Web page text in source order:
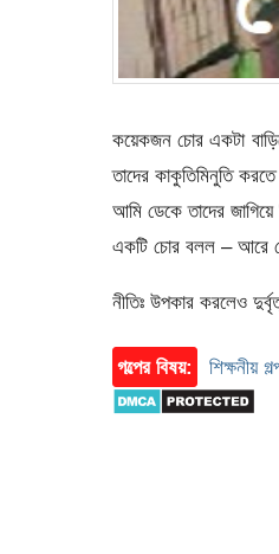
কয়েকজন চোর একটা
তাদের কাকুতিমিনুতি
আমি ডেকে তাদের জাগিয়ে
একটি চোর বলল – আরে
নীতিঃ উপকার করলেও
গল্পের বিষয়: শিক্ষনীয়